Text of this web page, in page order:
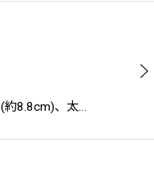
約8.8cm)、太…